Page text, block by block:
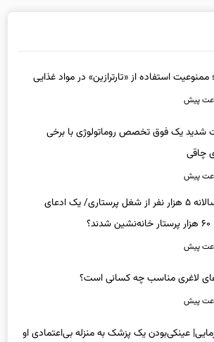
استفاده از «تارترازین» در مواد غذایی
شدید یک فوق تخصص روماتولوژی با برخی
چاقی
خروج سالانه ۵ هزار نفر از شغل پرستاری/ یک ادعای
لاغری مناسب چه کسانی است؟
عینکی‌بودن یک پزشک به منزله بی‌اعتمادی او